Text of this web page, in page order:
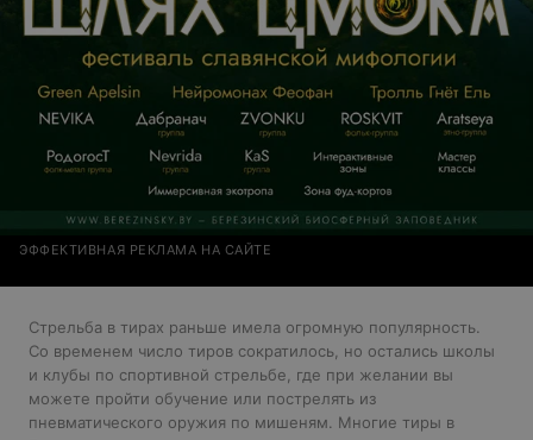
ЭФФЕКТИВНАЯ РЕКЛАМА НА САЙТЕ
Стрельба в тирах раньше имела огромную популярность.
Со временем число тиров сократилось, но остались школы
и клубы по спортивной стрельбе, где при желании вы
можете пройти обучение или пострелять из
пневматического оружия по мишеням. Многие тиры в